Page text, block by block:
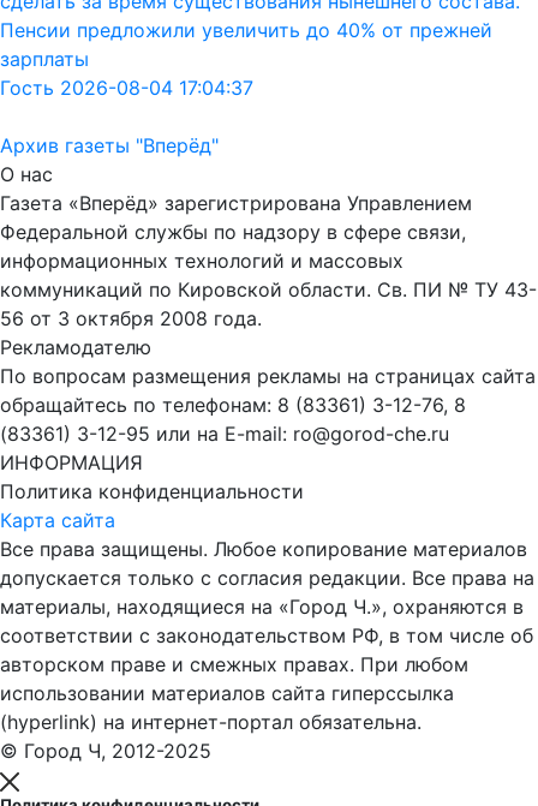
Пенсии предложили увеличить до 40% от прежней
зарплаты
Гость 2026-08-04 17:04:37
Архив газеты "Вперёд"
О нас
Газета «Вперёд» зарегистрирована Управлением
Федеральной службы по надзору в сфере связи,
информационных технологий и массовых
коммуникаций по Кировской области. Св. ПИ № ТУ 43-
56 от 3 октября 2008 года.
Рекламодателю
По вопросам размещения рекламы на страницах сайта
обращайтесь по телефонам: 8 (83361) 3-12-76, 8
(83361) 3-12-95 или на E-mail: ro@gorod-che.ru
ИНФОРМАЦИЯ
Политика конфиденциальности
Карта сайта
Все права защищены. Любое копирование материалов
допускается только с согласия редакции. Все права на
материалы, находящиеся на «Город Ч.», охраняются в
соответствии с законодательством РФ, в том числе об
авторском праве и смежных правах. При любом
использовании материалов сайта гиперссылка
(hyperlink) на интернет-портал обязательна.
© Город Ч, 2012-2025